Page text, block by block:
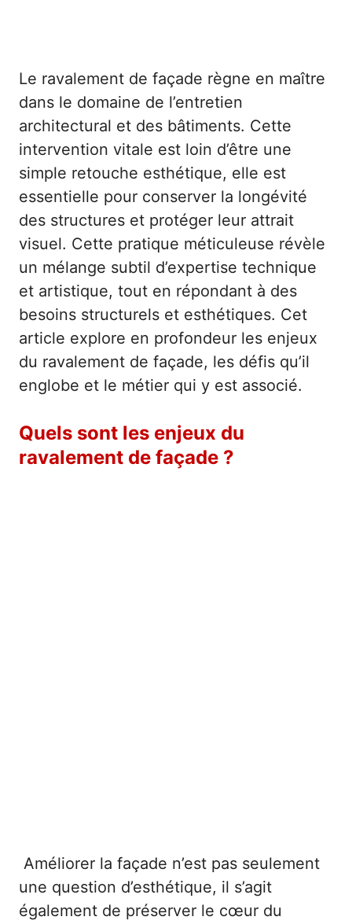
Le ravalement de façade règne en maître
dans le domaine de l’entretien
architectural et des bâtiments. Cette
intervention vitale est loin d’être une
simple retouche esthétique, elle est
essentielle pour conserver la longévité
des structures et protéger leur attrait
visuel. Cette pratique méticuleuse révèle
un mélange subtil d’expertise technique
et artistique, tout en répondant à des
besoins structurels et esthétiques. Cet
article explore en profondeur les enjeux
du ravalement de façade, les défis qu’il
englobe et le métier qui y est associé.
Quels sont les enjeux du
ravalement de façade ?
Améliorer la façade n’est pas seulement
une question d’esthétique, il s’agit
également de préserver le cœur du